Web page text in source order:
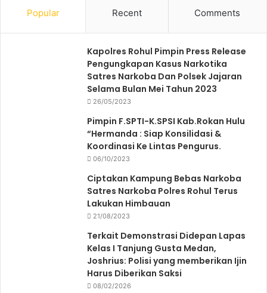
Popular Recent Comments
Kapolres Rohul Pimpin Press Release
Pengungkapan Kasus Narkotika
Satres Narkoba Dan Polsek Jajaran
Selama Bulan Mei Tahun 2023
26/05/2023
Pimpin F.SPTI-K.SPSI Kab.Rokan Hulu
“Hermanda : Siap Konsilidasi &
Koordinasi Ke Lintas Pengurus.
06/10/2023
Ciptakan Kampung Bebas Narkoba
Satres Narkoba Polres Rohul Terus
Lakukan Himbauan
21/08/2023
Terkait Demonstrasi Didepan Lapas
Kelas I Tanjung Gusta Medan,
Joshrius: Polisi yang memberikan Ijin
Harus Diberikan Saksi
08/02/2026